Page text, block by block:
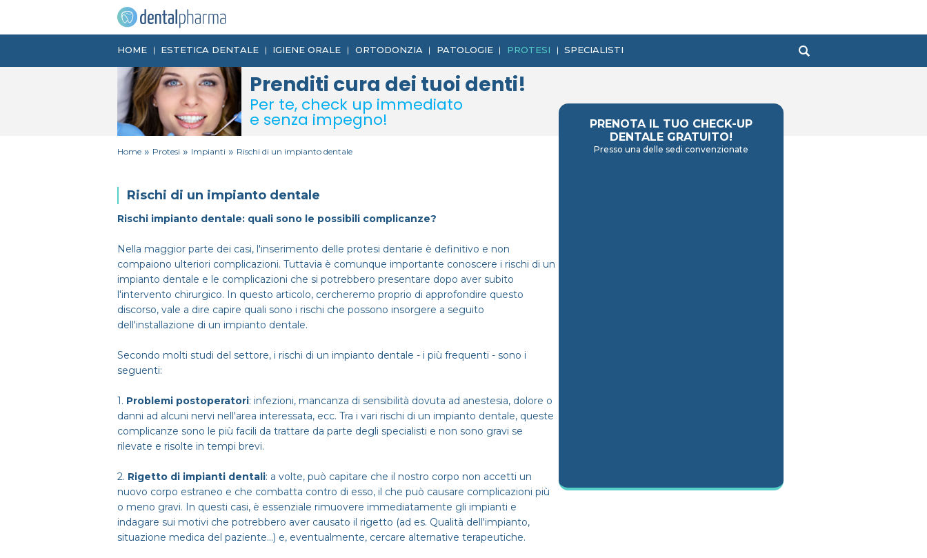
HOME ESTETICA DENTALE IGIENE ORALE ORTODONZIA PATOLOGIE PROTESI SPECIALISTI
Prenditi cura dei tuoi denti!
Per te, check up immediato
e senza impegno!
Home » Protesi » Impianti » Rischi di un impianto dentale
Rischi di un impianto dentale
Rischi impianto dentale: quali sono le possibili complicanze?
Nella maggior parte dei casi, l'inserimento delle protesi dentarie è definitivo e non
compaiono ulteriori complicazioni. Tuttavia è comunque importante conoscere i rischi di un
impianto dentale e le complicazioni che si potrebbero presentare dopo aver subito
l'intervento chirurgico. In questo articolo, cercheremo proprio di approfondire questo
discorso, vale a dire capire quali sono i rischi che possono insorgere a seguito
dell'installazione di un impianto dentale.
Secondo molti studi del settore, i rischi di un impianto dentale - i più frequenti - sono i
seguenti:
1. Problemi postoperatori: infezioni, mancanza di sensibilità dovuta ad anestesia, dolore o
danni ad alcuni nervi nell'area interessata, ecc. Tra i vari rischi di un impianto dentale, queste
complicanze sono le più facili da trattare da parte degli specialisti e non sono gravi se
rilevate e risolte in tempi brevi.
2. Rigetto di impianti dentali: a volte, può capitare che il nostro corpo non accetti un
nuovo corpo estraneo e che combatta contro di esso, il che può causare complicazioni più
o meno gravi. In questi casi, è essenziale rimuovere immediatamente gli impianti e
indagare sui motivi che potrebbero aver causato il rigetto (ad es. Qualità dell'impianto,
situazione medica del paziente...) e, eventualmente, cercare alternative terapeutiche.
PRENOTA IL TUO CHECK-UP
DENTALE GRATUITO!
Presso una delle sedi convenzionate